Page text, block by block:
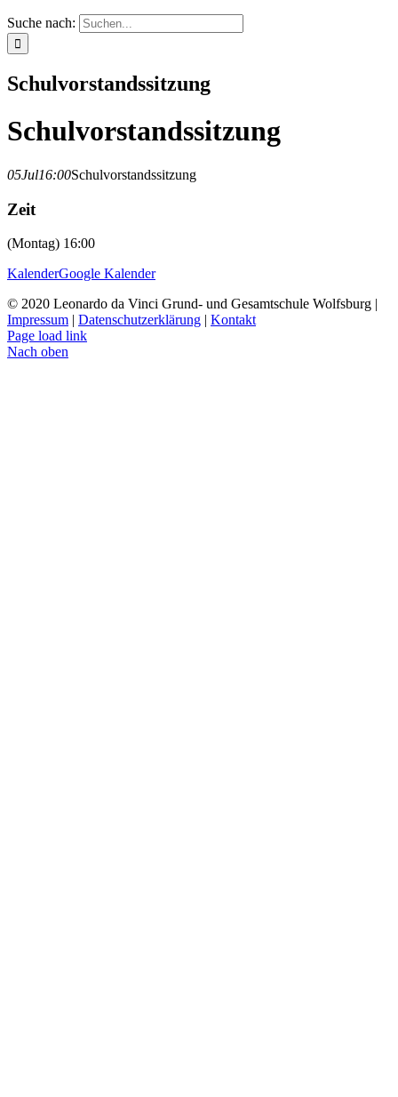
Suche nach:
Schulvorstandssitzung
Schulvorstandssitzung
05Jul16:00Schulvorstandssitzung
Zeit
(Montag) 16:00
KalenderGoogle Kalender
© 2020 Leonardo da Vinci Grund- und Gesamtschule Wolfsburg |
Impressum | Datenschutzerklärung | Kontakt
Page load link
Nach oben